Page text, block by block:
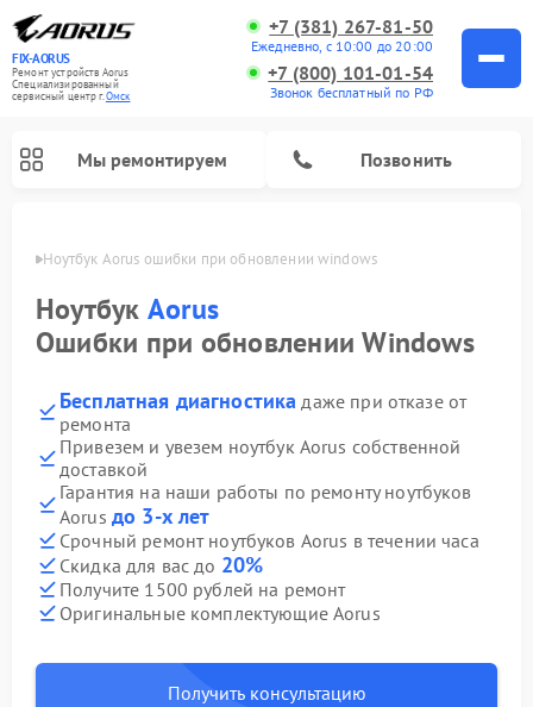
FIX-AORUS
Ремонт устройств Aorus
Специализированный
cервисный центр г.Омск
+7 (381) 267-81-50
Ежедневно, с 10:00 до 20:00
+7 (800) 101-01-54
Звонок бесплатный по РФ
Мы ремонтируем Позвонить
Ноутбук Aorus ошибки при обновлении windows
Ноутбук Aorus
Ошибки при обновлении Windows
Бесплатная диагностика даже при отказе от
ремонта
Привезем и увезем ноутбук Aorus собственной
доставкой
Гарантия на наши работы по ремонту ноутбуков
Aorus до 3-х лет
Срочный ремонт ноутбуков Aorus в течении часа
Скидка для вас до 20%
Получите 1500 рублей на ремонт
Оригинальные комплектующие Aorus
Получить консультацию